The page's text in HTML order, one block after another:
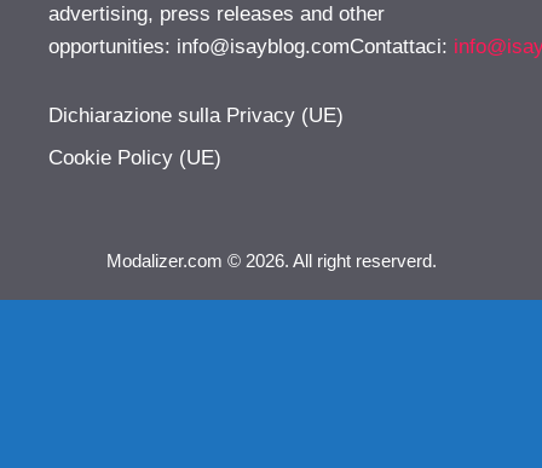
advertising, press releases and other
opportunities: info@isayblog.comContattaci:
Dichiarazione sulla Privacy (UE)
Cookie Policy (UE)
Modalizer.com © 2026. All right reserverd.